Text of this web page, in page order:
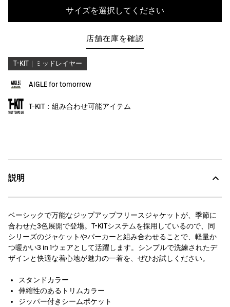
サイズを選択してください
店舗在庫を確認
T-KIT｜ミッドレイヤー
AIGLE for tomorrow
T-KIT：組み合わせ可能アイテム
説明
ベーシックで万能なジップアップフリースジャケットが、季節に
合わせた3色展開で登場。T-KITシステムを採用しているので、同
シリーズのジャケットやパーカーと組み合わせることで、軽量か
つ暖かい3 in 1ウェアとして活躍します。シンプルで洗練されたデ
ザインと快適な着心地が魅力の一着を、ぜひお試しください。
スタンドカラー
伸縮性のあるトリムカラー
ジッパー付きシームポケット